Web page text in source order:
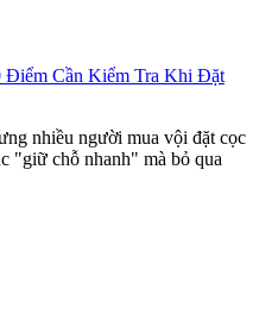
Cần Kiểm Tra Khi Đặt
nhiều người mua vội đặt cọc
"giữ chỗ nhanh" mà bỏ qua